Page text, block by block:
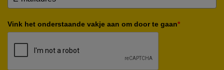
Vink het onderstaande vakje aan om door te gaan*